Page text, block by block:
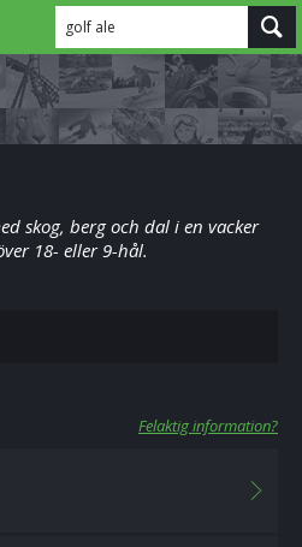
golf ale
skog, berg och dal i en vacker
18- eller 9-hål.
Felaktig information?